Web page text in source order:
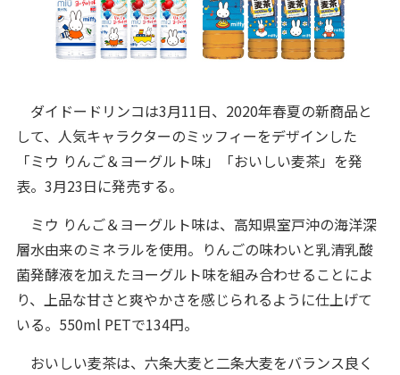
ダイドードリンコは3月11日、2020年春夏の新商品と
して、人気キャラクターのミッフィーをデザインした
「ミウ りんご＆ヨーグルト味」「おいしい麦茶」を発
表。3月23日に発売する。
ミウ りんご＆ヨーグルト味は、高知県室戸沖の海洋深
層水由来のミネラルを使用。りんごの味わいと乳清乳酸
菌発酵液を加えたヨーグルト味を組み合わせることによ
り、上品な甘さと爽やかさを感じられるように仕上げて
いる。550ml PETで134円。
おいしい麦茶は、六条大麦と二条大麦をバランス良く